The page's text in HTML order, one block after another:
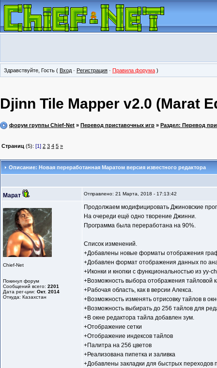
Здравствуйте, Гость ( Вход · Регистрация · Правила форума )
Djinn Tile Mapper v2.0 (Marat
форум группы Chief-Net » Перевод приставочных игр » Раздел: Перевод
Страниц (5): [1] 2 3 4 5 »
Описание: Новая переработанная Маратом версия известного редактора
Марат Отправлено: 21 Марта, 2018 - 17:13:42
Chief-Net
Покинул форум
Сообщений всего: 2201
Дата рег-ции: Окт. 2014
Откуда: Казахстан
Продолжаем модифицировать Джиновские
На очереди ещё одно творение Джинни.
Программа была переработана на 90%.
Список изменений.
+Добавлены новые форматы отображения
+Добавлен формат отображения данных по
+Иконки и кнопки с функциональностью из yy-
+Возможность выбора отображения тайловой
+Рабочая область, как в версии Алекса.
+Возможность изменять отрисовку тайлов в
+Возможность выбирать до 256 тайлов для
+В окне редактора тайла добавлен зум.
+Отображение сетки
+Отображение индексов тайлов
+Палитра на 256 цветов
+Реализована пипетка и заливка
+Добавлены закладки для быстрых переходов